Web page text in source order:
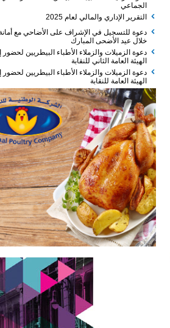
التقرير الإداري والمالي لعام 2025
دعوة للتسجيل في الإشراف على الأضاحي مع أمانة عمان
خلال عيد الأضحى المبارك
دعوة الزميلات والزملاء الأطباء البيطريين لحضور إجتماع
الهيئة العامة الثاني للنقابة
دعوة الزميلات والزملاء الأطباء البيطريين لحضور إجتماع
الهيئة العامة للنقابة